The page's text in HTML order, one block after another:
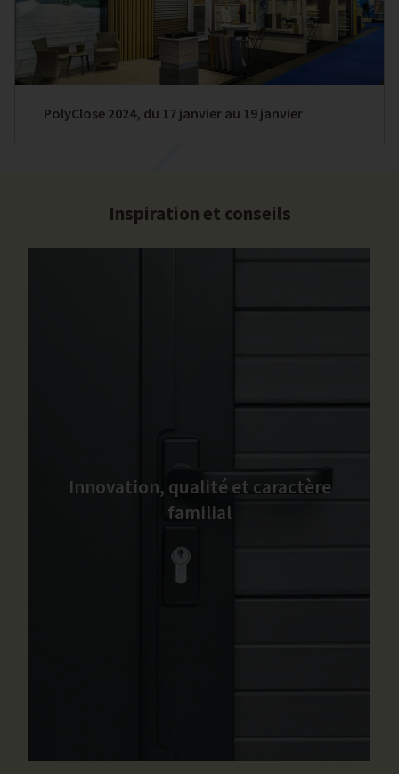
PolyClose 2024, du 17 janvier au 19 janvier
Inspiration et conseils
Innovation, qualité et caractère
familial